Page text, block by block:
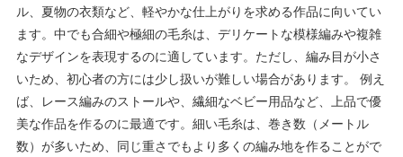
ル、夏物の衣類など、軽やかな仕上がりを求める作品に向いてい
ます。中でも合細や極細の毛糸は、デリケートな模様編みや複雑
なデザインを表現するのに適しています。ただし、編み目が小さ
いため、初心者の方には少し扱いが難しい場合があります。 例え
ば、レース編みのストールや、繊細なベビー用品など、上品で優
美な作品を作るのに最適です。細い毛糸は、巻き数（メートル
数）が多いため、同じ重さでもより多くの編み地を作ることがで